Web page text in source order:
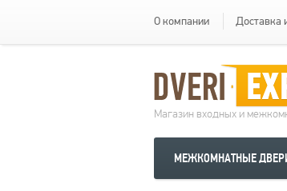
О компании Доставка
Магазин входных и
МЕЖКОМНАТНЫЕ